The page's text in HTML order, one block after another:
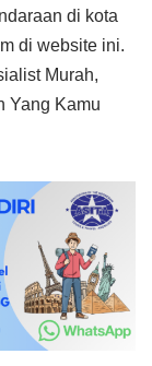
di kota
di website ini.
Murah,
Yang Kamu